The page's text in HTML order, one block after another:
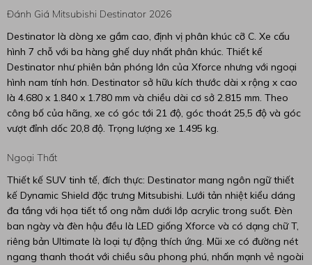
Đánh Giá Mitsubishi Destinator 2026
Destinator là dòng xe gầm cao, định vị phân khúc cỡ C. Xe cấu
hình 7 chỗ với ba hàng ghế duy nhất phân khúc. Thiết kế
Destinator như phiên bản phóng lớn của Xforce nhưng với ngoại
hình nam tính hơn. Destinator sở hữu kích thước dài x rộng x cao
là 4.680 x 1.840 x 1.780 mm và chiều dài cơ sở 2.815 mm. Theo
công bố của hãng, xe có góc tới 21 độ, góc thoát 25,5 độ và góc
vượt đỉnh dốc 20,8 độ. Trọng lượng xe 1.495 kg.
Ngoại Thất
Thiết kế SUV tinh tế, đích thực: Destinator mang ngôn ngữ thiết
kế Dynamic Shield đặc trưng Mitsubishi. Lưới tản nhiệt kiểu dáng
đa tầng với họa tiết tổ ong nằm dưới lớp acrylic trong suốt. Đèn
ban ngày và đèn hậu đều là LED giống Xforce và có dạng chữ T,
riêng bản Ultimate là loại tự động thích ứng. Mũi xe có đường nét
ngang thanh thoát với chiều sâu phong phú, nhấn mạnh vẻ ngoài